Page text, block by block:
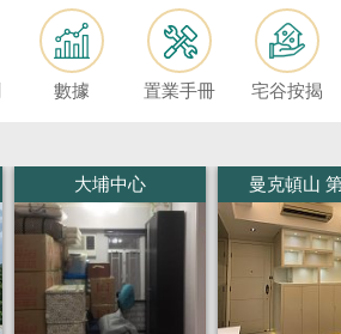
數據 置業手冊 宅谷按揭
大埔中心 曼克頓山